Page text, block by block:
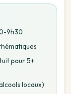
9h30
pour 5+
locaux)